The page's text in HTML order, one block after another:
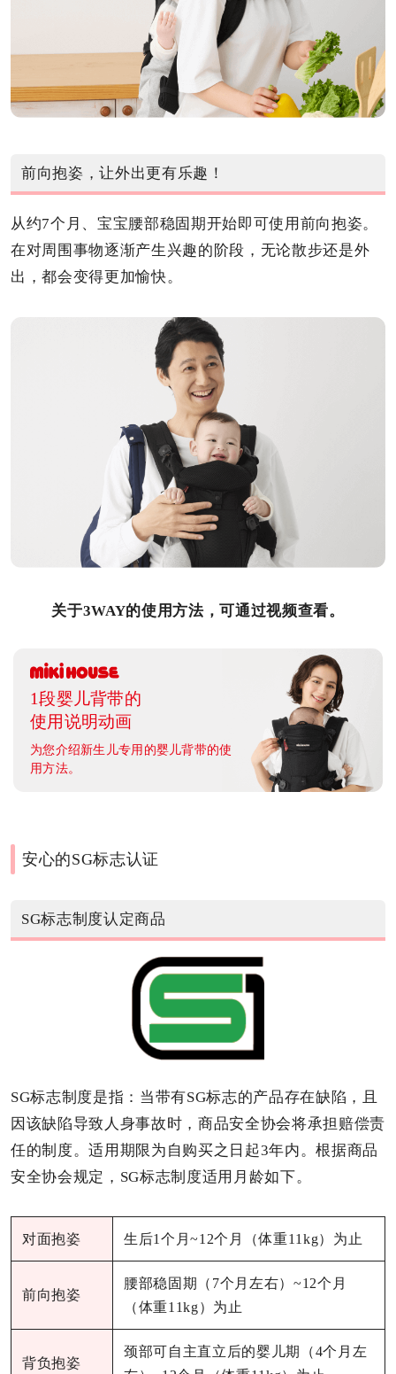
前向抱姿，让外出更有乐趣！
从约7个月、宝宝腰部稳固期开始即可使用前向抱姿。
在对周围事物逐渐产生兴趣的阶段，无论散步还是外
出，都会变得更加愉快。
关于3WAY的使用方法，可通过视频查看。
1段婴儿背带的
使用说明动画
为您介绍新生儿专用的婴儿背带的使
用方法。
安心的SG标志认证
SG标志制度认定商品
SG标志制度是指：当带有SG标志的产品存在缺陷，且
因该缺陷导致人身事故时，商品安全协会将承担赔偿责
任的制度。适用期限为自购买之日起3年内。根据商品
安全协会规定，SG标志制度适用月龄如下。
对面抱姿 生后1个月~12个月（体重11kg）为止
前向抱姿
腰部稳固期（7个月左右）~12个月
（体重11kg）为止
背负抱姿
颈部可自主直立后的婴儿期（4个月左